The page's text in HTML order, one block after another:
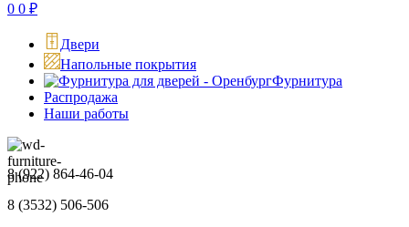
0 0 ₽
Двери
Напольные покрытия
Фурнитура
Распродажа
Наши работы
8 (922) 864-46-04
8 (3532) 506-506